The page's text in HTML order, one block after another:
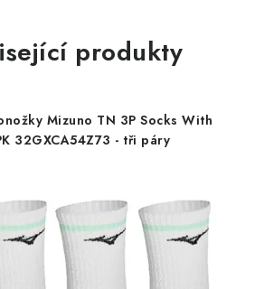
produkty
Mizuno TN 3P Socks With
32GXCA54Z73 - tři páry